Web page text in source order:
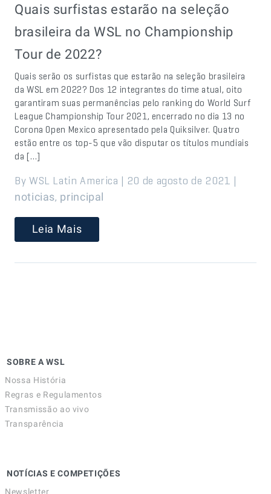
Quais surfistas estarão na seleção
brasileira da WSL no Championship
Tour de 2022?
Quais serão os surfistas que estarão na seleção brasileira
da WSL em 2022? Dos 12 integrantes do time atual, oito
garantiram suas permanências pelo ranking do World Surf
League Championship Tour 2021, encerrado no dia 13 no
Corona Open Mexico apresentado pela Quiksilver. Quatro
estão entre os top-5 que vão disputar os títulos mundiais
da […]
By WSL Latin America | 20 de agosto de 2021 |
noticias, principal
Leia Mais
SOBRE A WSL
Nossa História
Regras e Regulamentos
Transmissão ao vivo
Transparência
NOTÍCIAS E COMPETIÇÕES
Newsletter